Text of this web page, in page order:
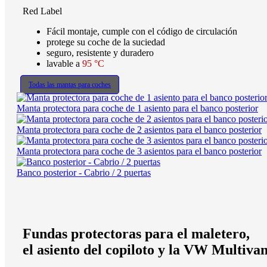
Red Label
Fácil montaje, cumple con el código de circulación
protege su coche de la suciedad
seguro, resistente y duradero
lavable a 95 °C
Todas las mantas para coches
Manta protectora para coche de 1 asiento para el banco posterior
Manta protectora para coche de 2 asientos para el banco posterior
Manta protectora para coche de 3 asientos para el banco posterior
Banco posterior - Cabrio / 2 puertas
Fundas protectoras para el maletero,
el asiento del copiloto y la VW